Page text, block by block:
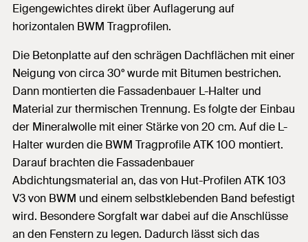
Eigengewichtes direkt über Auflagerung auf
horizontalen BWM Tragprofilen.
Die Betonplatte auf den schrägen Dachflächen mit einer
Neigung von circa 30° wurde mit Bitumen bestrichen.
Dann montierten die Fassadenbauer L-Halter und
Material zur thermischen Trennung. Es folgte der Einbau
der Mineralwolle mit einer Stärke von 20 cm. Auf die L-
Halter wurden die BWM Tragprofile ATK 100 montiert.
Darauf brachten die Fassadenbauer
Abdichtungsmaterial an, das von Hut-Profilen ATK 103
V3 von BWM und einem selbstklebenden Band befestigt
wird. Besondere Sorgfalt war dabei auf die Anschlüsse
an den Fenstern zu legen. Dadurch lässt sich das